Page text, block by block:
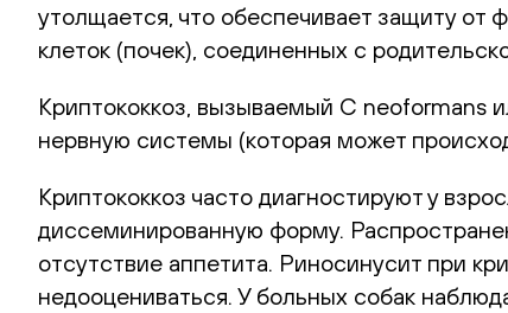
утолщается, что обеспечивает защиту от
клеток (почек), соединенных с
Криптококкоз, вызываемый C neoformans
нервную системы (которая может
Криптококкоз часто диагностируют у
диссеминированную форму.
отсутствие аппетита. Риносинусит при
недооцениваться. У больных собак